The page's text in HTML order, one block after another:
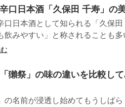
口日本酒「久保田 千寿」の
口日本酒として知られる「久保
飲みやすい」と称されることも
獺祭」の味の違いを比較し
の名前が浸透し始めてもうしば